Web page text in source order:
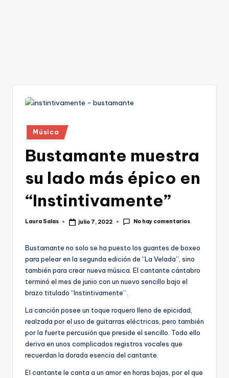
Publicado
en
Música
Bustamante muestra
su lado más épico en
“Instintivamente”
Publicado
Laura Salas julio 7, 2022 No hay comentarios
Bustamante no solo se ha puesto los guantes de boxeo
para pelear en la segunda edición de “La Velada”, sino
también para crear nueva música. El cantante cántabro
terminó el mes de junio con un nuevo sencillo bajo el
brazo titulado “Instintivamente”.
La canción posee un toque roquero lleno de epicidad,
realzada por el uso de guitarras eléctricas, pero también
por la fuerte percusión que preside el sencillo. Todo ello
deriva en unos complicados registros vocales que
recuerdan la dorada esencia del cantante.
El cantante le canta a un amor en horas bajas, por el que